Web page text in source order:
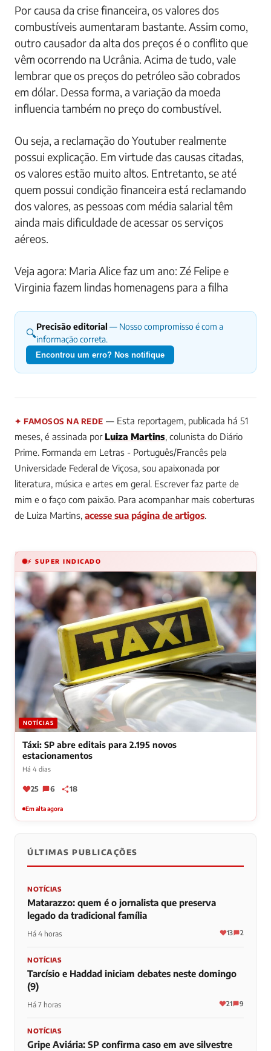
Por causa da crise financeira, os valores dos
combustíveis aumentaram bastante. Assim como,
outro causador da alta dos preços é o conflito que
vêm ocorrendo na Ucrânia. Acima de tudo, vale
lembrar que os preços do petróleo são cobrados
em dólar. Dessa forma, a variação da moeda
influencia também no preço do combustível.
Ou seja, a reclamação do Youtuber realmente
possui explicação. Em virtude das causas citadas,
os valores estão muito altos. Entretanto, se até
quem possui condição financeira está reclamando
dos valores, as pessoas com média salarial têm
ainda mais dificuldade de acessar os serviços
aéreos.
Veja agora: Maria Alice faz um ano: Zé Felipe e
Virginia fazem lindas homenagens para a filha
🔍Precisão editorial — Nosso compromisso é com a
informação correta.
Encontrou um erro? Nos notifique
✦ FAMOSOS NA REDE — Esta reportagem, publicada há 51
meses, é assinada por Luiza Martins, colunista do Diário
Prime. Formanda em Letras - Português/Francês pela
Universidade Federal de Viçosa, sou apaixonada por
literatura, música e artes em geral. Escrever faz parte de
mim e o faço com paixão. Para acompanhar mais coberturas
de Luiza Martins, acesse sua página de artigos.
⚡ SUPER INDICADO
NOTÍCIAS
Táxi: SP abre editais para 2.195 novos
estacionamentos
Há 4 dias
25 6 18
Em alta agora
ÚLTIMAS PUBLICAÇÕES
NOTÍCIAS
Matarazzo: quem é o jornalista que preserva
legado da tradicional família
Há 4 horas 13 2
NOTÍCIAS
Tarcísio e Haddad iniciam debates neste domingo
(9)
Há 7 horas 21 9
NOTÍCIAS
Gripe Aviária: SP confirma caso em ave silvestre